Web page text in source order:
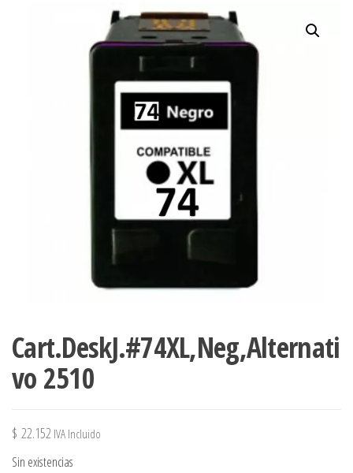
Cart.DeskJ.#74XL,Neg,Alternati
vo 2510
$ 22.152 IVA Incluido
Sin existencias